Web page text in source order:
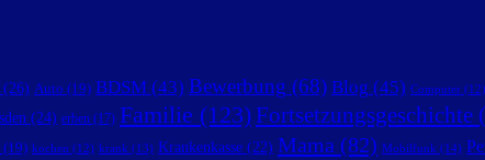
(26) Auto (19) BDSM (43) Bewerbung (68) Blog (45) Computer (12)
(24) erben (17) Familie (123)Fortsetzungsgeschichte
(19) kochen (12) krank (13) Krankenkasse (22) Mama (82) Mobilfunk (14)